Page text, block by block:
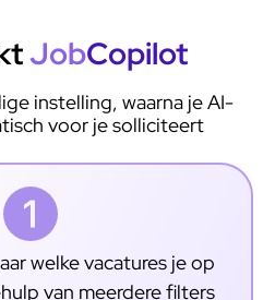
JobCopilot
instelling, waarna je AI-
voor je solliciteert
welke vacatures je op
van meerdere filters